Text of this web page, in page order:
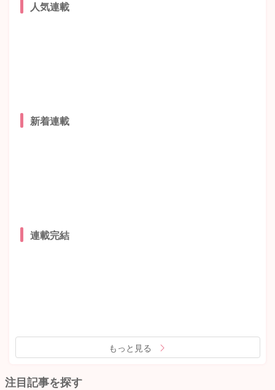
人気連載
新着連載
連載完結
もっと見る
注目記事を探す